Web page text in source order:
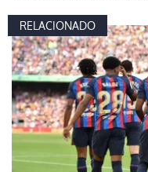
RELACIONADO